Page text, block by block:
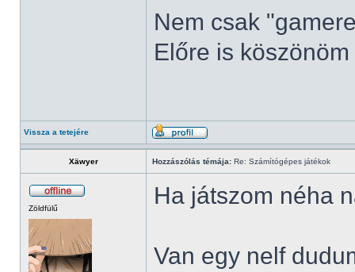
Nem csak
Előre is
Vissza a tetejére
Xäwyer Hozzászólás témája: Re: Számítógépes játékok
Zöldfülű Ha játszom néha
Van egy nelf